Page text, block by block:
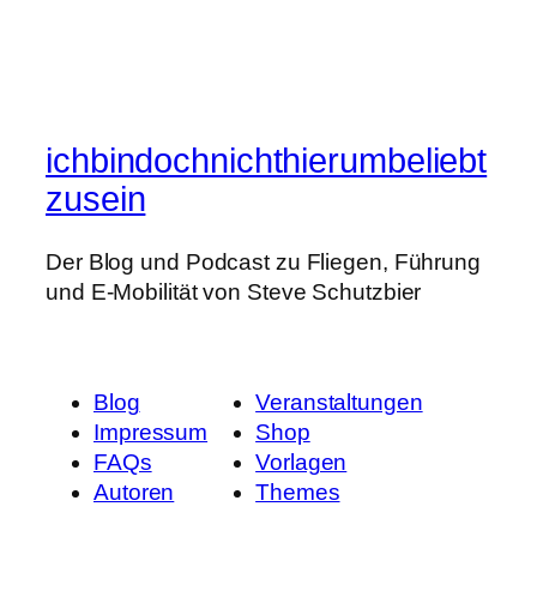
ichbindochnichthierumbeliebt
zusein
Der Blog und Podcast zu Fliegen, Führung
und E-Mobilität von Steve Schutzbier
Blog
Impressum
FAQs
Autoren
Veranstaltungen
Shop
Vorlagen
Themes